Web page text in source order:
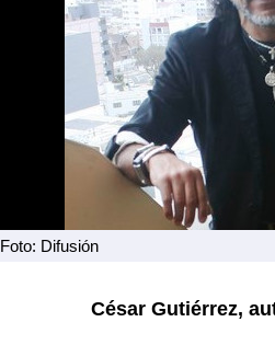
Foto: Difusión
César Gutiérrez,